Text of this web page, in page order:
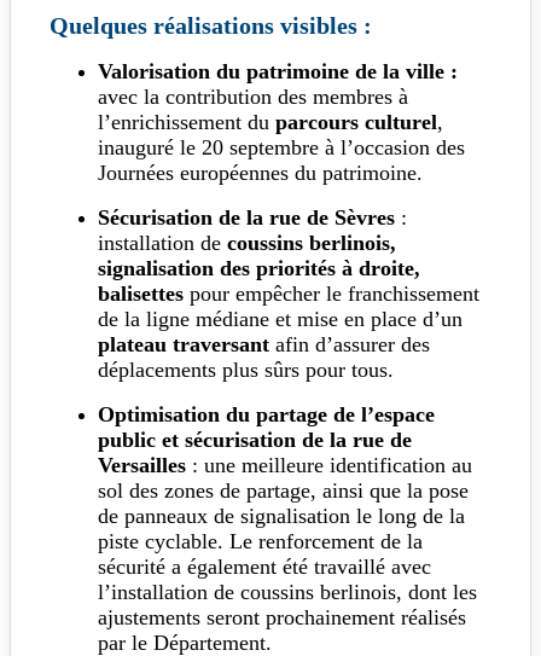
Quelques réalisations visibles :
Valorisation du patrimoine de la ville :
avec la contribution des membres à
l’enrichissement du parcours culturel,
inauguré le 20 septembre à l’occasion des
Journées européennes du patrimoine.
Sécurisation de la rue de Sèvres :
installation de coussins berlinois,
signalisation des priorités à droite,
balisettes pour empêcher le franchissement
de la ligne médiane et mise en place d’un
plateau traversant afin d’assurer des
déplacements plus sûrs pour tous.
Optimisation du partage de l’espace
public et sécurisation de la rue de
Versailles : une meilleure identification au
sol des zones de partage, ainsi que la pose
de panneaux de signalisation le long de la
piste cyclable. Le renforcement de la
sécurité a également été travaillé avec
l’installation de coussins berlinois, dont les
ajustements seront prochainement réalisés
par le Département.